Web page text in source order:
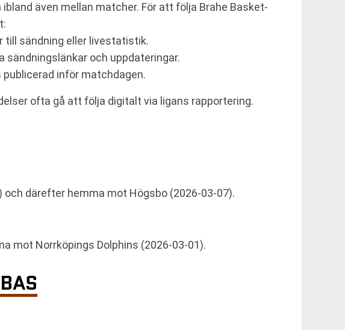
även mellan matcher. För att följa Brahe Basket-
till sändning eller livestatistik.
och uppdateringar.
inför matchdagen.
ofta gå att följa digitalt via ligans rapportering.
därefter hemma mot Högsbo (2026-03-07).
mot Norrköpings Dolphins (2026-03-01).